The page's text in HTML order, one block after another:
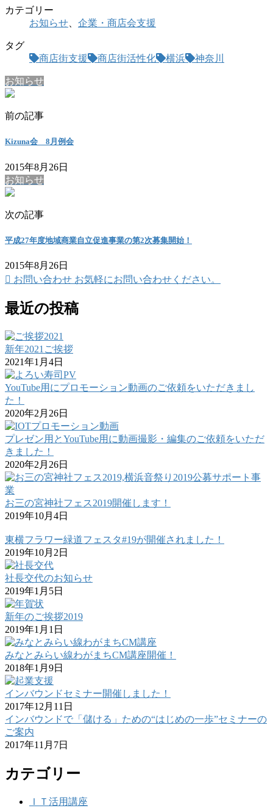
カテゴリー
お知らせ
企業・商店会支援
タグ
商店街支援
商店街活性化 横浜 神奈川
お知らせ
前の記事
Kizuna会 8月例会
2015年8月26日
お知らせ
次の記事
平成27年度地域商業自立促進事業の第2次募集開始！
2015年8月26日
お問い合わせ お気軽にお問い合わせください。
最近の投稿
新年2021ご挨拶
2021年1月4日
YouTube用にプロモーション動画のご依頼をいただきまし
た！
2020年2月26日
プレゼン用とYouTube用に動画撮影・編集のご依頼をいただ
きました！
2020年2月26日
お三の宮神社フェス2019開催します！
2019年10月4日
東横フラワー緑道フェスタ#19が開催されました！
2019年10月2日
社長交代のお知らせ
2019年1月5日
新年のご挨拶2019
2019年1月1日
みなとみらい線わがまちCM講座開催！
2018年1月9日
インバウンドセミナー開催しました！
2017年12月11日
インバウンドで「儲ける」ための“はじめの一歩”セミナーの
ご案内
2017年11月7日
カテゴリー
ＩＴ活用講座